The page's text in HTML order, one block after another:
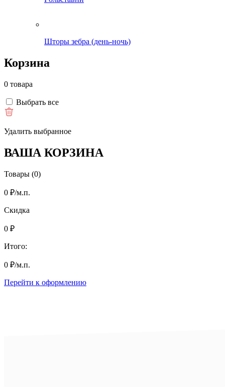
Шторы зебра (день-ночь)
Корзина
0 товара
Выбрать все
Удалить выбранное
ВАША КОРЗИНА
Товары (0)
0 ₽/м.п.
Скидка
0 ₽
Итого:
0 ₽/м.п.
Перейти к оформлению